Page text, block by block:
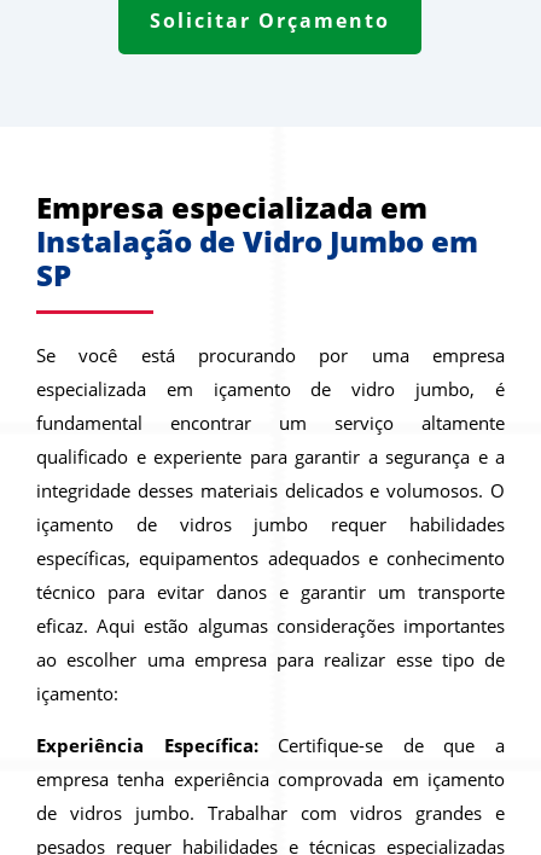
Solicitar Orçamento
Empresa especializada em
Instalação de Vidro Jumbo em
SP
Se você está procurando por uma empresa
especializada em içamento de vidro jumbo, é
fundamental encontrar um serviço altamente
qualificado e experiente para garantir a segurança e a
integridade desses materiais delicados e volumosos. O
içamento de vidros jumbo requer habilidades
específicas, equipamentos adequados e conhecimento
técnico para evitar danos e garantir um transporte
eficaz. Aqui estão algumas considerações importantes
ao escolher uma empresa para realizar esse tipo de
içamento:
Experiência Específica:Certifique-se de que a
empresa tenha experiência comprovada em içamento
de vidros jumbo. Trabalhar com vidros grandes e
pesados requer habilidades e técnicas especializadas